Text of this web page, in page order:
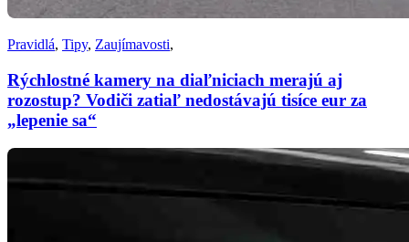
Pravidlá, Tipy, Zaujímavosti,
Rýchlostné kamery na diaľniciach merajú aj
rozostup? Vodiči zatiaľ nedostávajú tisíce eur za
„lepenie sa“